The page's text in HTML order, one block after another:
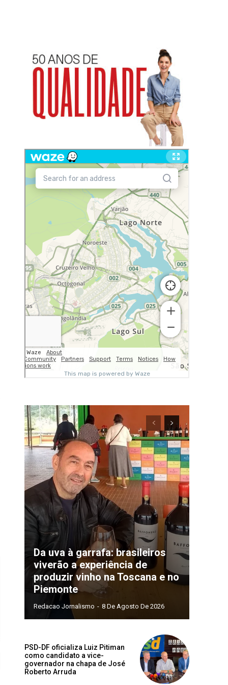
Da uva à garrafa: brasileiros
viverão a experiência de
produzir vinho na Toscana e no
Piemonte
Redacao Jornalismo - 8 De Agosto De 2026
PSD-DF oficializa Luiz Pitiman
como candidato a vice-
governador na chapa de José
Roberto Arruda